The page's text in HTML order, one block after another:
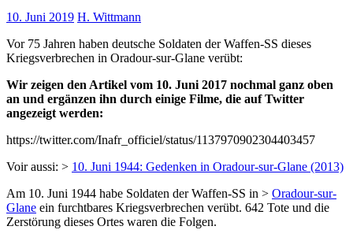
10. Juni 2019 H. Wittmann
Vor 75 Jahren haben deutsche Soldaten der Waffen-SS dieses
Kriegsverbrechen in Oradour-sur-Glane verübt:
Wir zeigen den Artikel vom 10. Juni 2017 nochmal ganz oben
an und ergänzen ihn durch einige Filme, die auf Twitter
angezeigt werden:
https://twitter.com/Inafr_officiel/status/1137970902304403457
Voir aussi: > 10. Juni 1944: Gedenken in Oradour-sur-Glane (2013)
Am 10. Juni 1944 habe Soldaten der Waffen-SS in > Oradour-sur-
Glane ein furchtbares Kriegsverbrechen verübt. 642 Tote und die
Zerstörung dieses Ortes waren die Folgen.